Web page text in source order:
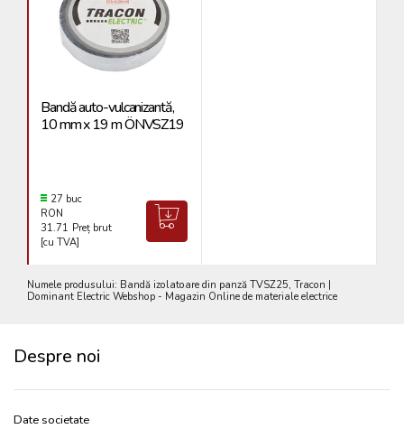
Bandă auto-vulcanizantă,
10 mm x 19 m ÖNVSZ19
27 buc
RON
31.71 Preț brut
[cu TVA]
Numele produsului: Bandă izolatoare din panză TVSZ25, Tracon |
Dominant Electric Webshop - Magazin Online de materiale electrice
Despre noi
Date societate